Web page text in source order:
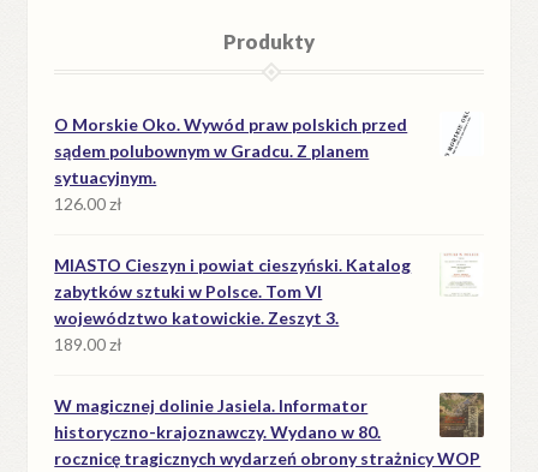
Produkty
O Morskie Oko. Wywód praw polskich przed
sądem polubownym w Gradcu. Z planem
sytuacyjnym.
126.00zł
MIASTO Cieszyn i powiat cieszyński. Katalog
zabytków sztuki w Polsce. Tom VI
województwo katowickie. Zeszyt 3.
189.00zł
W magicznej dolinie Jasiela. Informator
historyczno-krajoznawczy. Wydano w 80.
rocznicę tragicznych wydarzeń obrony strażnicy WOP